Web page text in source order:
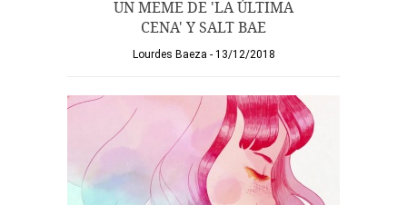
UN MEME DE 'LA ÚLTIMA
CENA' Y SALT BAE
Lourdes Baeza 13/12/2018